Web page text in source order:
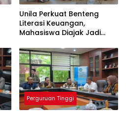
Unila Perkuat Benteng
Literasi Keuangan,
Mahasiswa Diajak Jadi
Perguruan Tinggi